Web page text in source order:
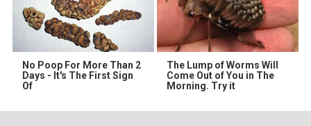
No Poop For More Than 2
Days - It's The First Sign
Of
The Lump of Worms Will
Come Out of You in The
Morning. Try it